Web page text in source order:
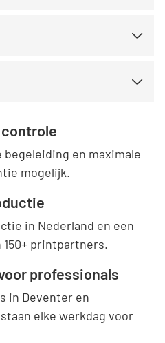
begeleiding en maximale
mogelijk.
in Nederland en een
150+ printpartners.
professionals
in Deventer en
elke werkdag voor